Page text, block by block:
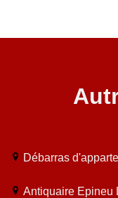
Débarras
Antiquaire Epineu